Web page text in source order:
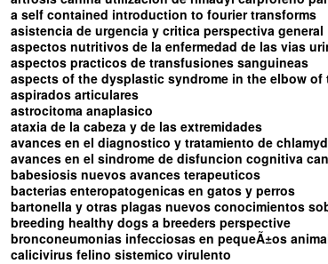
a self contained introduction to fourier transforms
asistencia de urgencia y critica perspectiva general
aspectos nutritivos de la enfermedad de las vias
aspectos practicos de transfusiones sanguineas
aspects of the dysplastic syndrome in the elbow
aspirados articulares
astrocitoma anaplasico
ataxia de la cabeza y de las extremidades
avances en el diagnostico y tratamiento de
avances en el sindrome de disfuncion cognitiva
babesiosis nuevos avances terapeuticos
bacterias enteropatogenicas en gatos y perros
bartonella y otras plagas nuevos conocimientos
breeding healthy dogs a breeders perspective
bronconeumonias infecciosas en pequeÃ±os
calicivirus felino sistemico virulento